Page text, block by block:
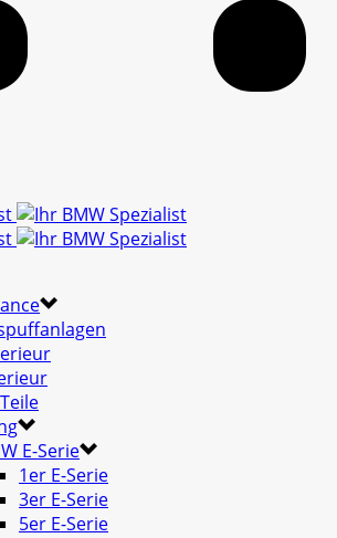
E-Serie
1er E-Serie
3er E-Serie
5er E-Serie